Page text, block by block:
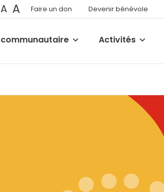
A A Faire un don Devenir bénévole
Activités